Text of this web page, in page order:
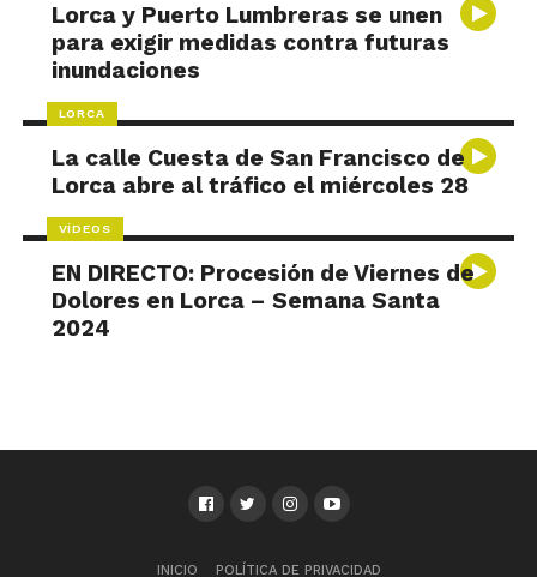
Lorca y Puerto Lumbreras se unen
para exigir medidas contra futuras
inundaciones
LORCA
La calle Cuesta de San Francisco de
Lorca abre al tráfico el miércoles 28
VÍDEOS
EN DIRECTO: Procesión de Viernes de
Dolores en Lorca – Semana Santa
2024
INICIO POLÍTICA DE PRIVACIDAD